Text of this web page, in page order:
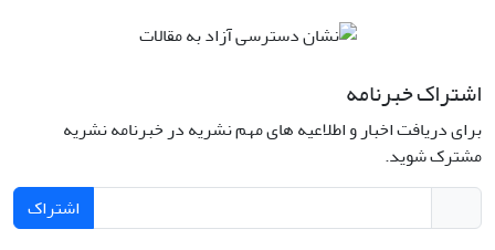
اشتراک خبرنامه
برای دریافت اخبار و اطلاعیه های مهم نشریه در خبرنامه نشریه
مشترک شوید.
اشتراک